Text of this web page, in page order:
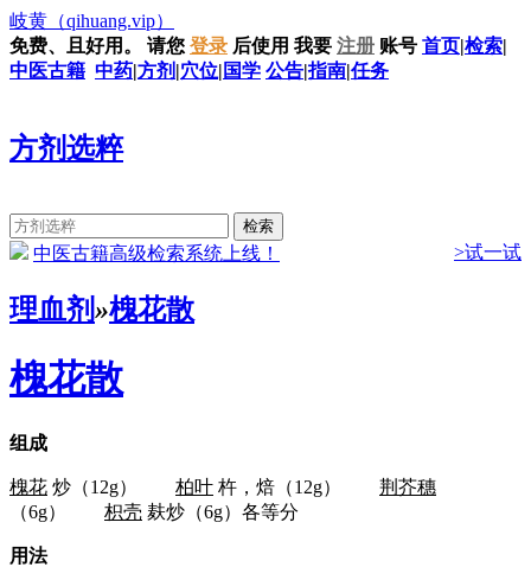
岐黄 （qihuang.vip）
免费、且好用。
请您 登录 后使用 我要 注册 账号 首页|检索|
中医古籍 中药|方剂 |穴位| 国学 公告|指南|任务
方剂选粹
中医古籍高级检索系统上线！ >试一试
理血剂»槐花散
槐花散
组成
槐花 炒（12g） 柏叶 杵，焙（12g） 荆芥穗
（6g） 枳壳 麸炒（6g）各等分
用法